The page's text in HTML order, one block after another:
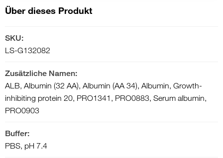
Über dieses Produkt
SKU:
LS-G132082
Zusätzliche Namen:
ALB, Albumin (32 AA), Albumin (AA 34), Albumin, Growth-
inhibiting protein 20, PRO1341, PRO0883, Serum albumin,
PRO0903
Buffer:
PBS, pH 7.4